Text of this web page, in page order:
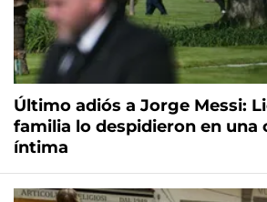
Último adiós a Jorge Messi:
familia lo despidieron en una
íntima